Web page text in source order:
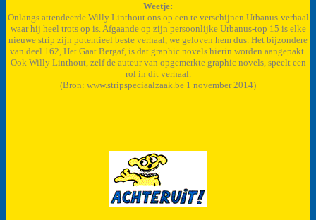
Weetje:
Onlangs attendeerde Willy Linthout ons op een te verschijnen Urbanus-verhaal
waar hij heel trots op is. Afgaande op zijn persoonlijke Urbanus-top 15 is elke
nieuwe strip zijn potentieel beste verhaal, we geloven hem dus. Het bijzondere
van deel 162, Het Gaat Bergaf, is dat graphic novels hierin worden aangepakt.
Ook Willy Linthout, zelf de auteur van opgemerkte graphic novels, speelt een
rol in dit verhaal.
(Bron: www.stripspeciaalzaak.be 1 november 2014)